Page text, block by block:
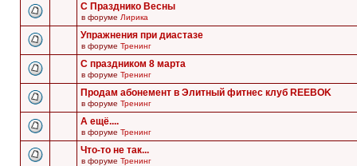
С Празднико Весны
в форуме Лирика
Упражнения при диастазе
в форуме Тренинг
С праздником 8 марта
в форуме Тренинг
Продам абонемент в Элитный фитнес клуб REEBOK
в форуме Тренинг
А ещё....
в форуме Тренинг
Что-то не так...
в форуме Тренинг